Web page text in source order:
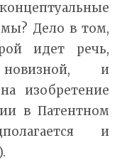
Дело в том,
идет речь,
и
изобретение
в Патентном
и